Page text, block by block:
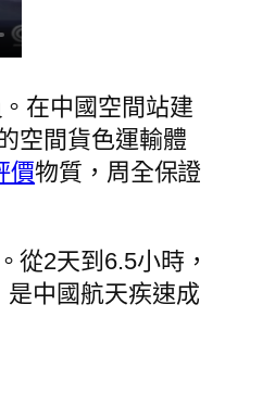
在中國空間站建
空間貨色運輸體
價物質，周全保證
從2天到6.5小時，
中國航天疾速成